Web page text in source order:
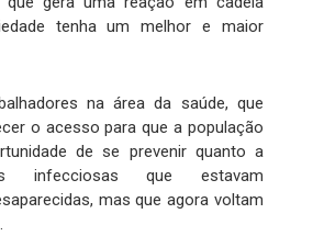
tenha um melhor e maior
na área da saúde, que
o acesso para que a população
de se prevenir quanto a
infecciosas que estavam
mas que agora voltam